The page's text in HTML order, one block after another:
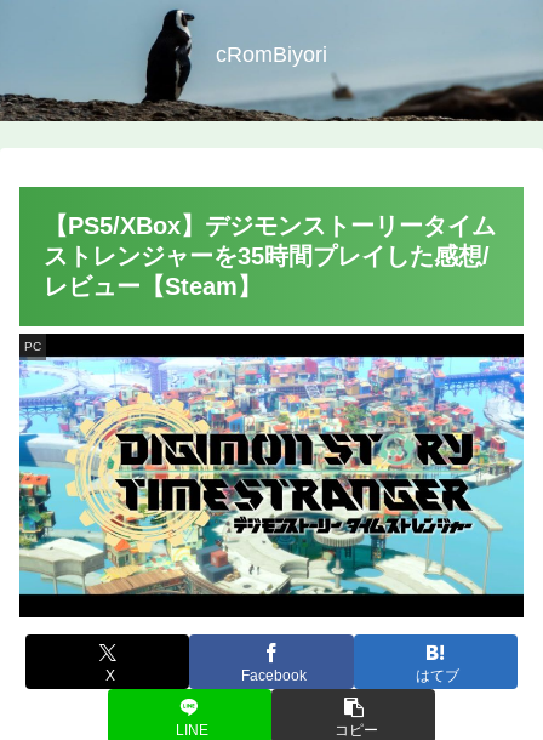
cRomBiyori
【PS5/XBox】デジモンストーリータイム
ストレンジャーを35時間プレイした感想/
レビュー【Steam】
PC
X Facebook はてブ
LINE コピー